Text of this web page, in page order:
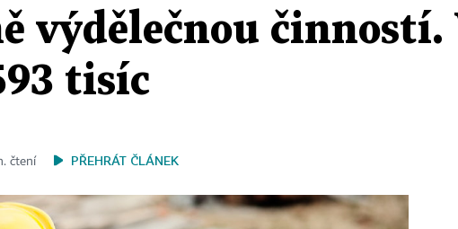
výdělečnou činností.
tisíc
čtení PŘEHRÁT ČLÁNEK